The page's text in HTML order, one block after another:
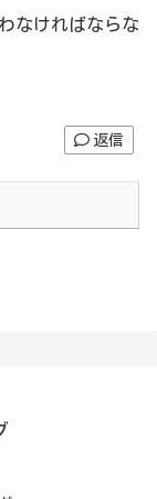
なければならな
返信